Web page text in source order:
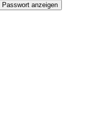
Passwort anzeigen